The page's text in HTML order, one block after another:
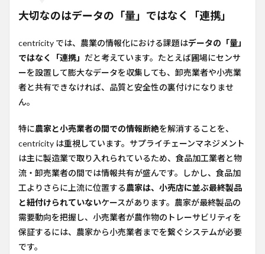
大切なのはデータの「量」ではなく「連携」
centricity では、農業の情報化における課題はデータの「量」
ではなく「連携」 だと考えています。たとえば圃場にセンサ
ーを設置して膨大なデータを収集しても、卸売業者や小売業
者と共有できなければ、品質と安全性の裏付けになりませ
ん。
特に農家と小売業者の間での情報断絶を解消することを、
centricity は重視しています。サプライチェーンマネジメント
は主に製造業で取り入れられているため、食品加工業者と物
流・卸売業者の間では情報共有が盛んです。しかし、食品加
工よりさらに上流に位置する農家は、小売店に並ぶ最終製品
と紐付けられていないケースがあります。農家が最終製品の
需要動向を把握し、小売業者が農作物のトレーサビリティを
保証するには、農家から小売業者までを繋ぐシステムが必要
です。